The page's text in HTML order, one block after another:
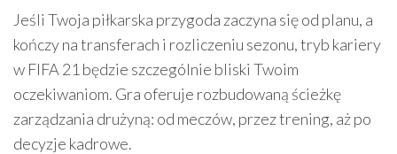
Jeśli Twoja piłkarska przygoda zaczyna się od planu, a
kończy na transferach i rozliczeniu sezonu, tryb kariery
w FIFA 21 będzie szczególnie bliski Twoim
oczekiwaniom. Gra oferuje rozbudowaną ścieżkę
zarządzania drużyną: od meczów, przez trening, aż po
decyzje kadrowe.